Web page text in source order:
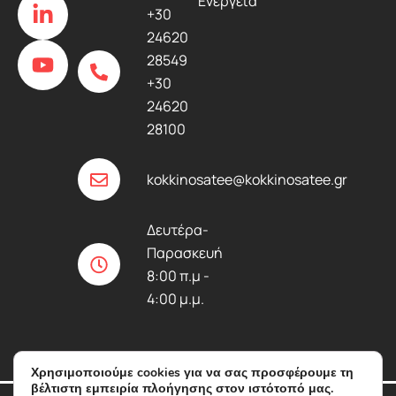
e
b
o
o
k
e
d
i
t
u
b
e
+30
24620
28549
+30
24620
28100
kokkinosatee@kokkinosatee.gr
Δευτέρα-
Παρασκευή
8:00 π.μ -
4:00 μ.μ.
Χρησιμοποιούμε cookies για να σας προσφέρουμε τη
βέλτιστη εμπειρία πλοήγησης στον ιστότοπό μας.